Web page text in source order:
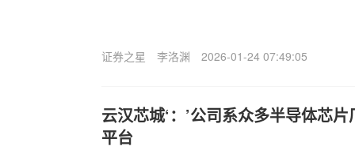
证券之星 李洛渊 2026-01-24 07:49:05
云汉芯城‘：’公司系众多半导体芯
平台